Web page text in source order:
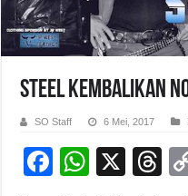
Steel Kembalikan
SO Staff 6 Mei, 2017
F
W X
T